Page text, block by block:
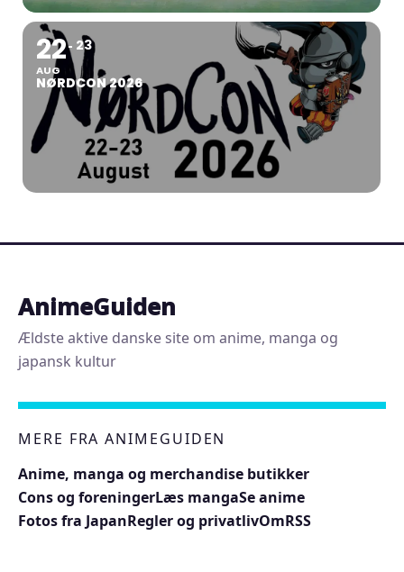
22
AUG
23
NØRDCON 2026
AnimeGuiden
Ældste aktive danske site om anime, manga og
japansk kultur
MERE FRA ANIMEGUIDEN
Anime, manga og merchandise butikker
Cons og foreningerLæs mangaSe anime
Fotos fra JapanRegler og privatlivOmRSS